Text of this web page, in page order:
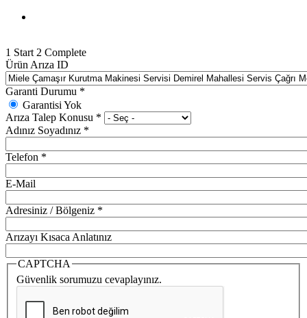
1 Start 2 Complete
Ürün Arıza ID
Garanti Durumu *
Garantisi Yok
Arıza Talep Konusu *
Adınız Soyadınız *
Telefon *
E-Mail
Adresiniz / Bölgeniz *
Arızayı Kısaca Anlatınız
CAPTCHA
Güvenlik sorumuzu cevaplayınız.